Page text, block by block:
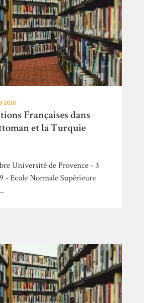
2010
Françaises dans
et la Turquie
Université de Provence - 3
- Ecole Normale Supérieure